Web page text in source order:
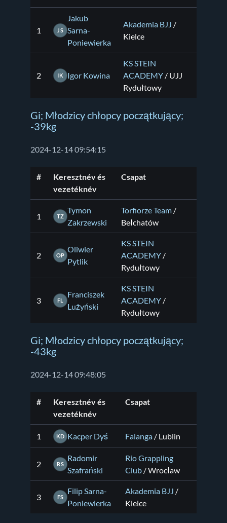
1 JS
Jakub
Sarna-
Poniewierka
Akademia BJJ /
Kielce
2 IK Igor Kowina
KS STEIN
ACADEMY / UJJ
Rydułtowy
Gi; Młodzicy chłopcy początkujący;
-39kg
2024-12-14 09:54:15
#
Keresztnév és
vezetéknév
Csapat
1 TZ
Tymon
Zakrzewski
Torfiorze Team /
Bełchatów
2 OP
Oliwier
Pytlik
KS STEIN
ACADEMY /
Rydułtowy
3 FL
Franciszek
Lużyński
KS STEIN
ACADEMY /
Rydułtowy
Gi; Młodzicy chłopcy początkujący;
-43kg
2024-12-14 09:48:05
#
Keresztnév és
vezetéknév
Csapat
1 KD Kacper Dyś Falanga / Lublin
2 RS
Radomir
Szafrański
Rio Grappling
Club / Wrocław
3 FS
Filip Sarna-
Poniewierka
Akademia BJJ /
Kielce